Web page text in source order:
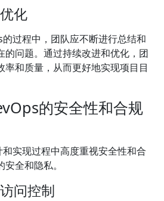
化
过程中，团队应不断进行总结和
的问题。通过持续改进和优化，团
率和质量，从而更好地实现项目目
的安全性和合规
实现过程中高度重视安全性和合
全和隐私。
问控制